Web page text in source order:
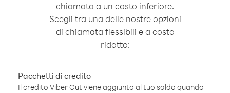
chiamata a un costo inferiore.
Scegli tra una delle nostre opzioni
di chiamata flessibili e a costo
ridotto:
Pacchetti di credito
Il credito Viber Out viene aggiunto al tuo saldo quando